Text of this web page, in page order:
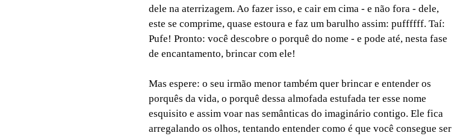
dele na aterrizagem. Ao fazer isso, e cair em cima - e não fora - dele,
este se comprime, quase estoura e faz um barulho assim: puffffff. Taí:
Pufe! Pronto: você descobre o porquê do nome - e pode até, nesta fase
de encantamento, brincar com ele!
Mas espere: o seu irmão menor também quer brincar e entender os
porquês da vida, o porquê dessa almofada estufada ter esse nome
esquisito e assim voar nas semânticas do imaginário contigo. Ele fica
arregalando os olhos, tentando entender como é que você consegue ser